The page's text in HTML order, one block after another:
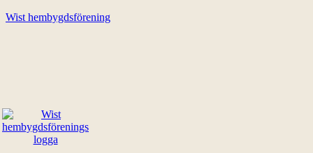
Wist hembygdsförening